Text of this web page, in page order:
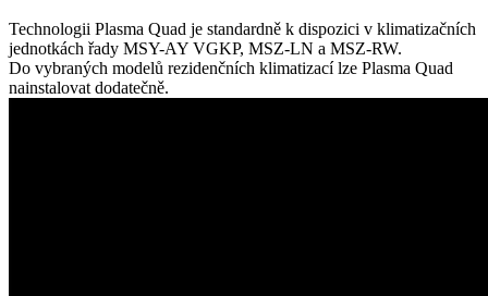
Technologii Plasma Quad je standardně k dispozici v klimatizačních
jednotkách řady MSY-AY VGKP, MSZ-LN a MSZ-RW.
Do vybraných modelů rezidenčních klimatizací lze Plasma Quad
nainstalovat dodatečně.